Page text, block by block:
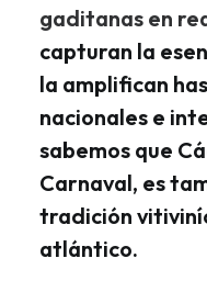
gaditanas en
capturan la
la amplifican
nacionales e
sabemos que
Carnaval, es
tradición
atlántico.